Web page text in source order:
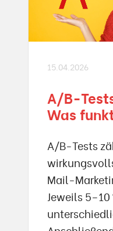
15.04.2026
A/B-
Was
A/B-Tests
Mail-
Jeweils